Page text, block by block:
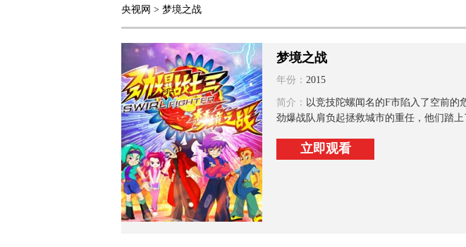
央视网 > 梦境之战
梦境之战
年份： 2015
简介： 以竞技陀螺闻名的F市陷入了空前的
劲爆战队肩负起拯救城市的重任，他们踏上
立即观看